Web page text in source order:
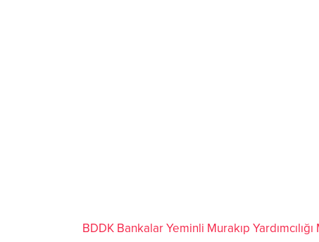
BDDK Bankalar Yeminli Murakıp